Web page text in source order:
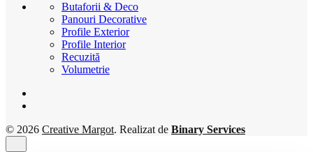
Butaforii & Deco
Panouri Decorative
Profile Exterior
Profile Interior
Recuzită
Volumetrie
© 2026 Creative Margot. Realizat de Binary Services